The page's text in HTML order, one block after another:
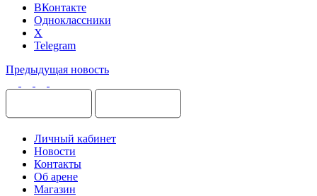
ВКонтакте
Одноклассники
X
Telegram
Предыдущая новость
Личный кабинет
Новости
Контакты
Об арене
Магазин